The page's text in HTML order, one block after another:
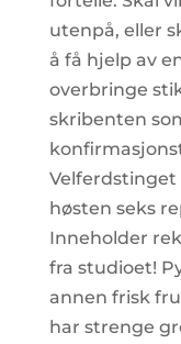
utenpå, eller
å få hjelp av
overbringe
skribenten
Velferdstinget
høsten seks
Inneholder
fra studioet!
annen frisk
har strenge